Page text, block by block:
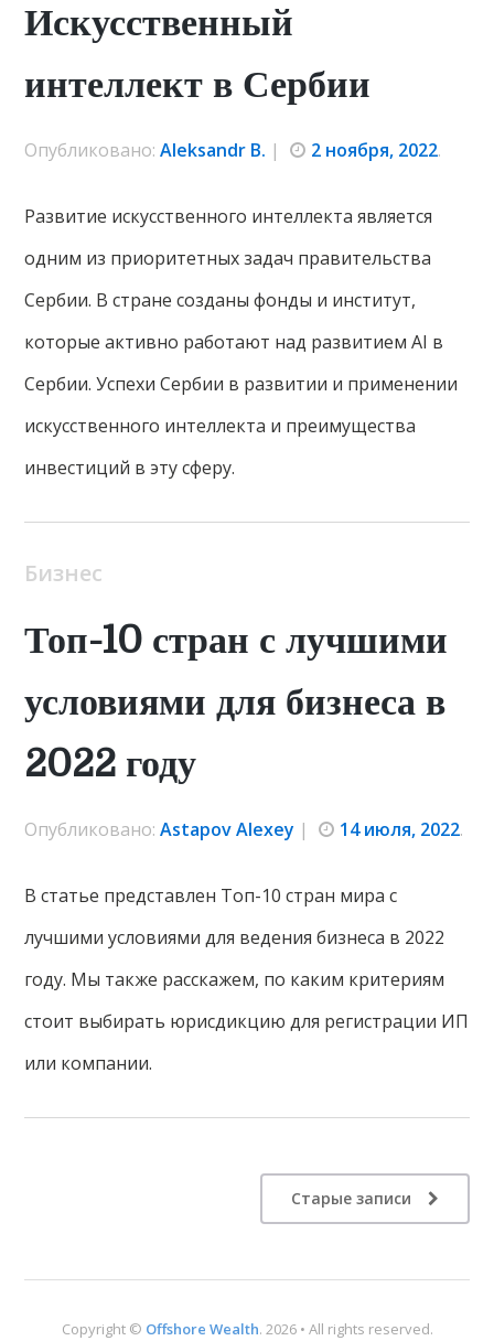
Искусственный
интеллект в Сербии
Опубликовано:Aleksandr B. | 2 ноября, 2022.
Развитие искусственного интеллекта является
одним из приоритетных задач правительства
Сербии. В стране созданы фонды и институт,
которые активно работают над развитием АІ в
Сербии. Успехи Сербии в развитии и применении
искусственного интеллекта и преимущества
инвестиций в эту сферу.
Бизнес
Топ-10 стран с лучшими
условиями для бизнеса в
2022 году
Опубликовано:Astapov Alexey | 14 июля, 2022.
В статье представлен Топ-10 стран мира с
лучшими условиями для ведения бизнеса в 2022
году. Мы также расскажем, по каким критериям
стоит выбирать юрисдикцию для регистрации ИП
или компании.
Старые записи
Copyright © Offshore Wealth. 2026 • All rights reserved.